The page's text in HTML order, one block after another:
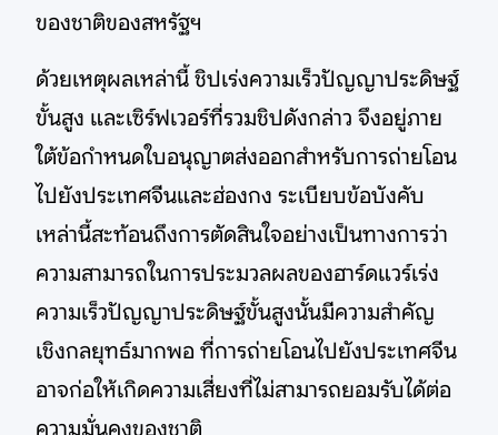
ของชาติของสหรัฐฯ
ด้วยเหตุผลเหล่านี้ ชิปเร่งความเร็วปัญญาประดิษฐ์
ขั้นสูง และเซิร์ฟเวอร์ที่รวมชิปดังกล่าว จึงอยู่ภาย
ใต้ข้อกำหนดใบอนุญาตส่งออกสำหรับการถ่ายโอน
ไปยังประเทศจีนและฮ่องกง ระเบียบข้อบังคับ
เหล่านี้สะท้อนถึงการตัดสินใจอย่างเป็นทางการว่า
ความสามารถในการประมวลผลของฮาร์ดแวร์เร่ง
ความเร็วปัญญาประดิษฐ์ขั้นสูงนั้นมีความสำคัญ
เชิงกลยุทธ์มากพอ ที่การถ่ายโอนไปยังประเทศจีน
อาจก่อให้เกิดความเสี่ยงที่ไม่สามารถยอมรับได้ต่อ
ความมั่นคงของชาติ